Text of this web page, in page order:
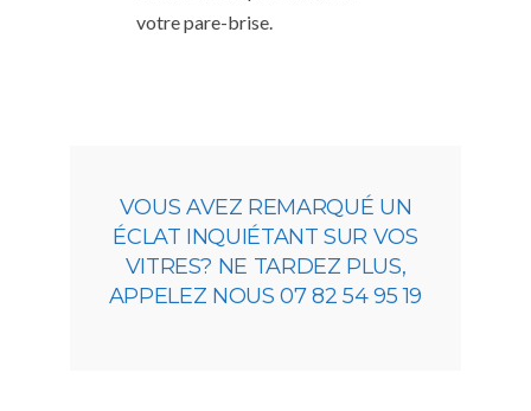
votre pare-brise.
VOUS AVEZ REMARQUÉ UN
ÉCLAT INQUIÉTANT SUR VOS
VITRES? NE TARDEZ PLUS,
APPELEZ NOUS 07 82 54 95 19